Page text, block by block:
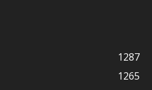
1287
1265